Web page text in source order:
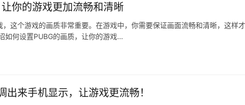
你的游戏更加流畅和清晰
，这个游戏的画质非常重要。在游戏中，你需要保证画面流畅和清晰，这样
如何设置PUBG的画质，让你的游戏…
出来手机显示，让游戏更流畅！